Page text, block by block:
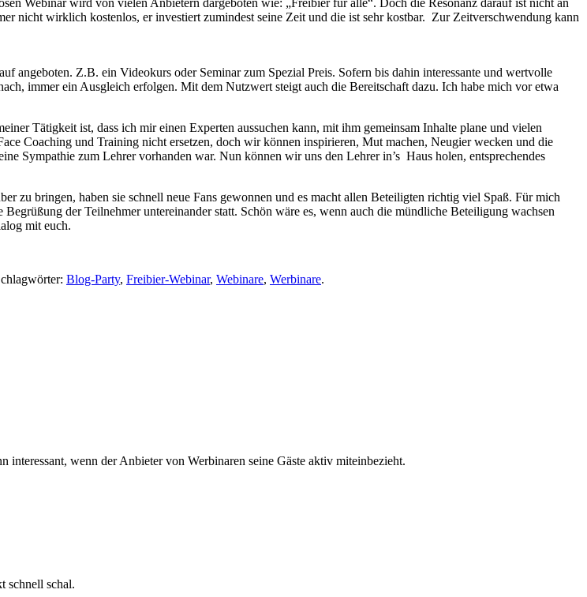
nicht wirklich kostenlos, er investiert zumindest seine Zeit und die ist sehr kostbar. Zur Zeitverschwendung kann
angeboten. Z.B. ein Videokurs oder Seminar zum Spezial Preis. Sofern bis dahin interessante und wertvolle
immer ein Ausgleich erfolgen. Mit dem Nutzwert steigt auch die Bereitschaft dazu. Ich habe mich vor etwa
Tätigkeit ist, dass ich mir einen Experten aussuchen kann, mit ihm gemeinsam Inhalte plane und vielen
Coaching und Training nicht ersetzen, doch wir können inspirieren, Mut machen, Neugier wecken und die
Sympathie zum Lehrer vorhanden war. Nun können wir uns den Lehrer in’s Haus holen, entsprechendes
zu bringen, haben sie schnell neue Fans gewonnen und es macht allen Beteiligten richtig viel Spaß. Für mich
der Teilnehmer untereinander statt. Schön wäre es, wenn auch die mündliche Beteiligung wachsen
mit euch.
Blog-Party, Freibier-Webinar, Webinare, Werbinare.
wenn der Anbieter von Werbinaren seine Gäste aktiv miteinbezieht.
schnell schal.